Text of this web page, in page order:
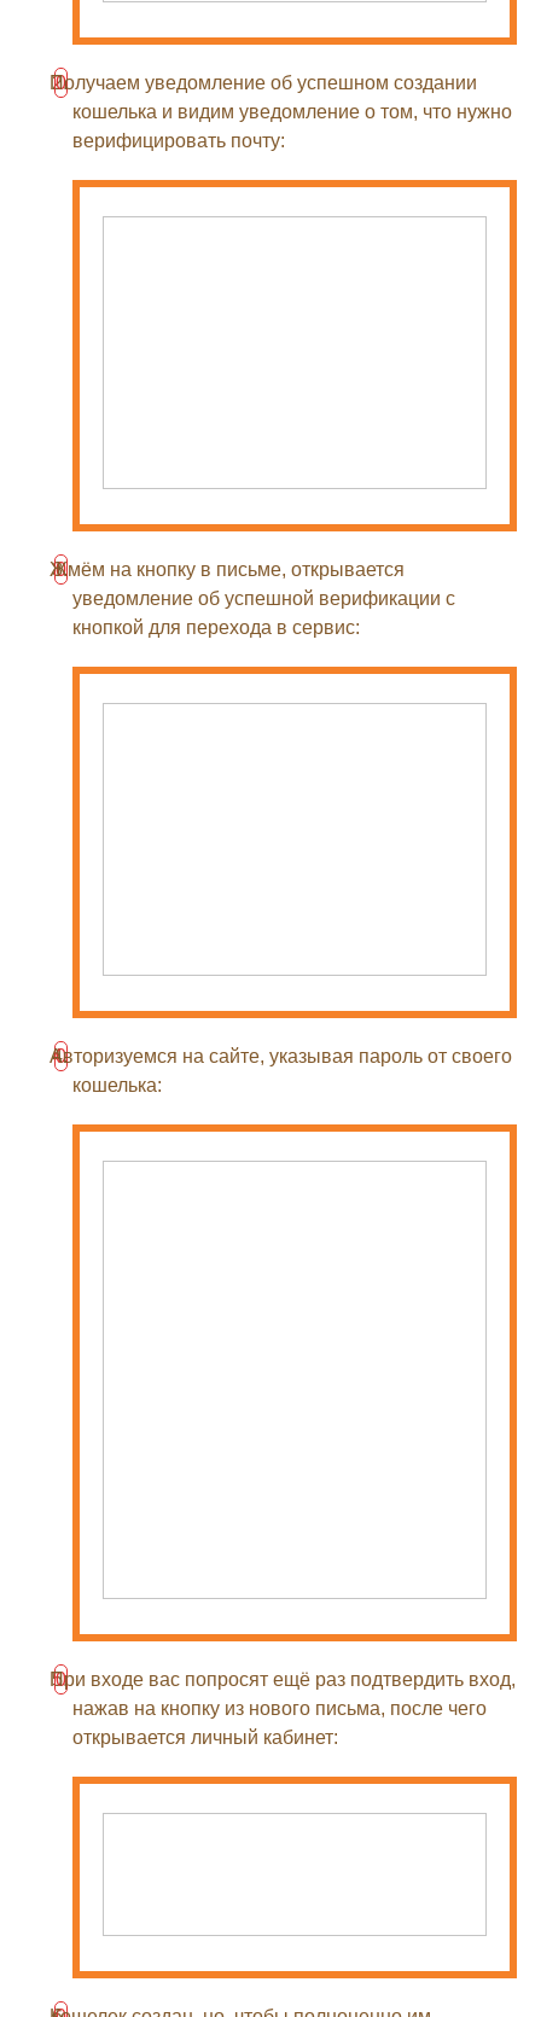
Получаем уведомление об успешном создании
кошелька и видим уведомление о том, что нужно
верифицировать почту:
Жмём на кнопку в письме, открывается
уведомление об успешной верификации с
кнопкой для перехода в сервис:
Авторизуемся на сайте, указывая пароль от своего
кошелька:
При входе вас попросят ещё раз подтвердить вход,
нажав на кнопку из нового письма, после чего
открывается личный кабинет: